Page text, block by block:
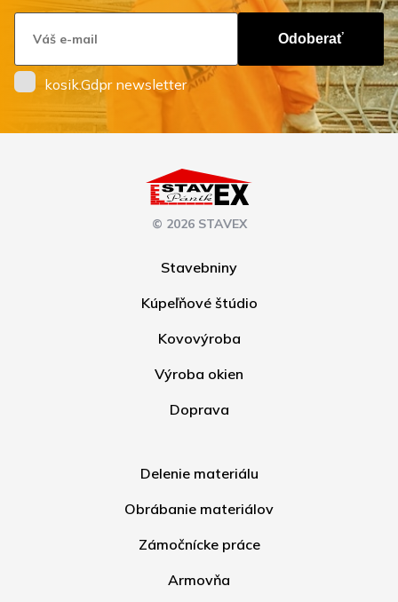
Odoberať
kosik.Gdpr newsletter
© 2026 STAVEX
Stavebniny
Kúpeľňové štúdio
Kovovýroba
Výroba okien
Doprava
Delenie materiálu
Obrábanie materiálov
Zámočnícke práce
Armovňa